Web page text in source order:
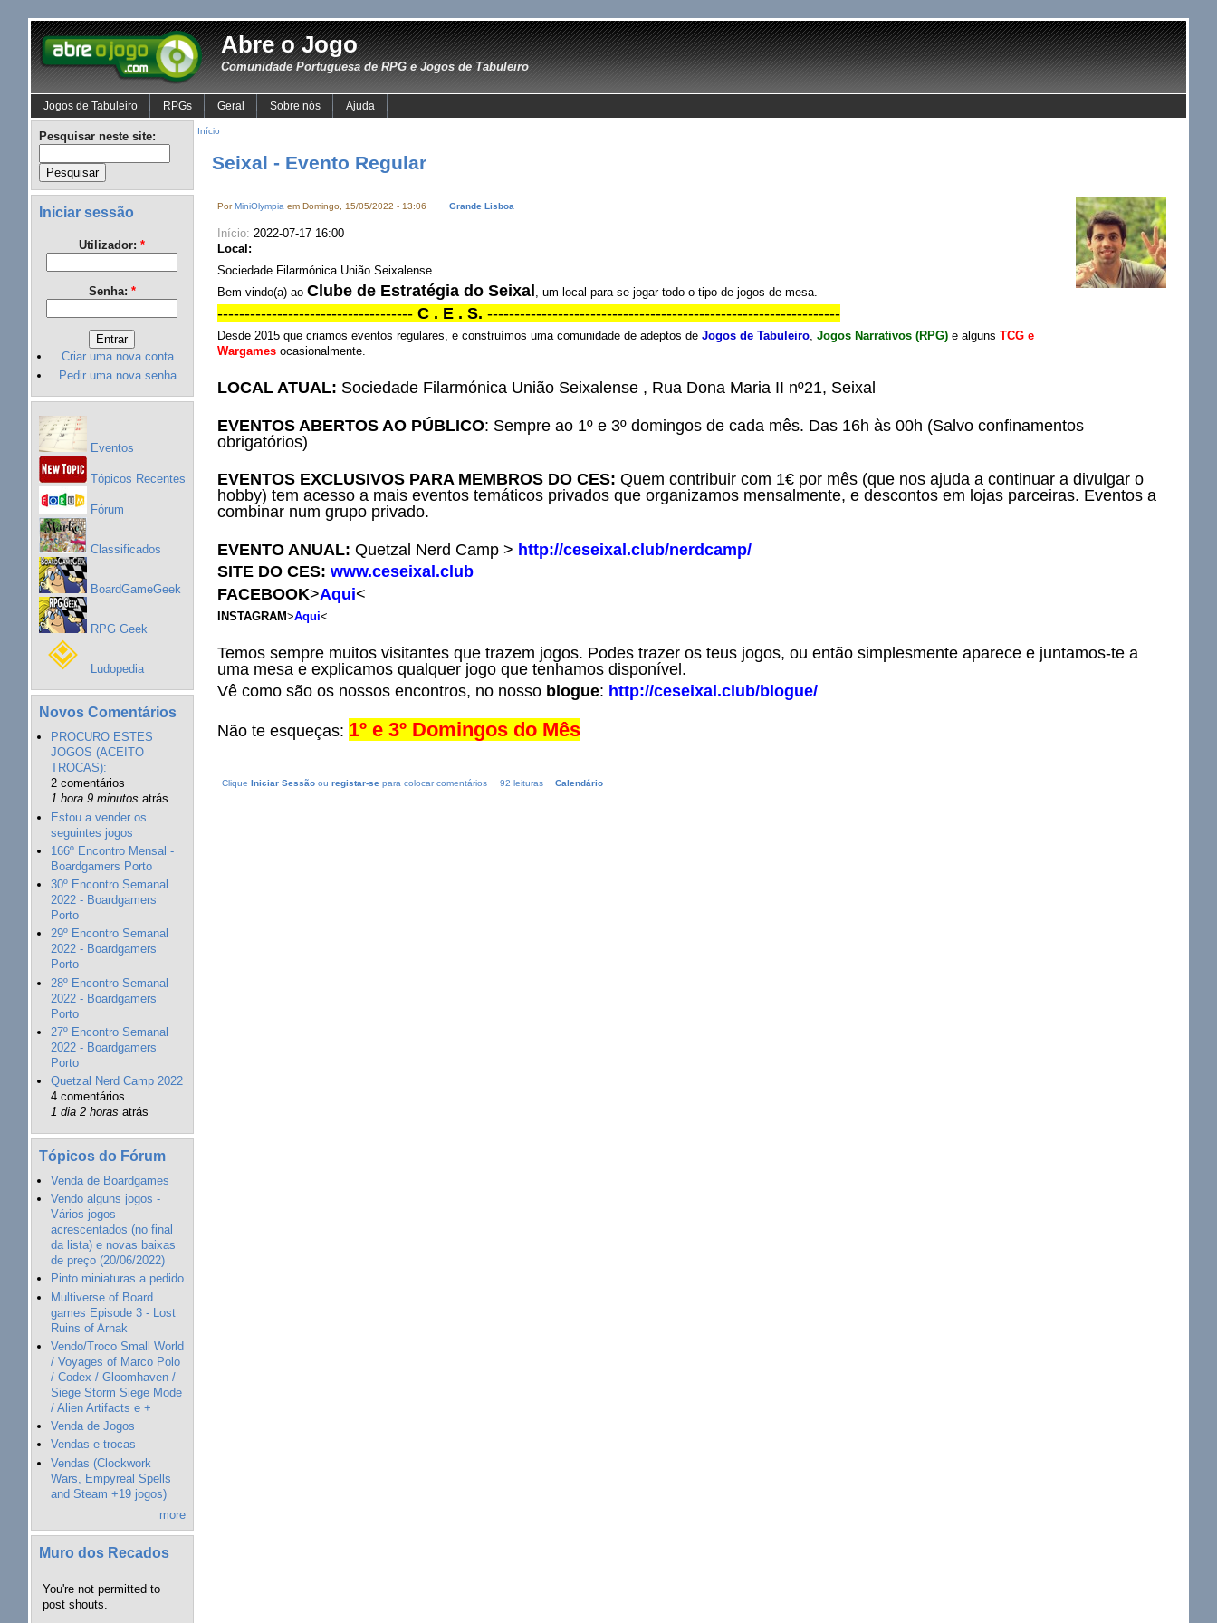
Abre o Jogo
Comunidade Portuguesa de RPG e Jogos de Tabuleiro
Jogos de Tabuleiro RPGs Geral Sobre nós Ajuda
Pesquisar neste site:
Iniciar sessão
Utilizador:*
Senha: *
Criar uma nova conta
Pedir uma nova senha
Eventos
Tópicos Recentes
Fórum
Classificados
BoardGameGeek
RPG Geek
Ludopedia
Novos Comentários
PROCURO ESTES
JOGOS (ACEITO
TROCAS):
2 comentários
1 hora 9 minutos atrás
Estou a vender os
seguintes jogos
166º Encontro Mensal -
Boardgamers Porto
30º Encontro Semanal
2022 - Boardgamers
Porto
29º Encontro Semanal
2022 - Boardgamers
Porto
28º Encontro Semanal
2022 - Boardgamers
Porto
27º Encontro Semanal
2022 - Boardgamers
Porto
Quetzal Nerd Camp 2022
4 comentários
1 dia 2 horas atrás
Tópicos do Fórum
Venda de Boardgames
Vendo alguns jogos -
Vários jogos
acrescentados (no final
da lista) e novas baixas
de preço (20/06/2022)
Pinto miniaturas a pedido
Multiverse of Board
games Episode 3 - Lost
Ruins of Arnak
Vendo/Troco Small World
/ Voyages of Marco Polo
/ Codex / Gloomhaven /
Siege Storm Siege Mode
/ Alien Artifacts e +
Venda de Jogos
Vendas e trocas
Vendas (Clockwork
Wars, Empyreal Spells
and Steam +19 jogos)
more
Muro dos Recados
You're not permitted to
post shouts.
Início
Seixal - Evento Regular
PorMiniOlympia em Domingo, 15/05/2022 - 13:06 Grande Lisboa
Início:2022-07-17 16:00
Local:
Sociedade Filarmónica União Seixalense
Bem vindo(a) aoClube de Estratégia do Seixal , um local para se jogar todo o tipo de jogos de mesa.
------------------------------------C . E . S. -----------------------------------------------------------------
Desde 2015 que criamos eventos regulares, e construímos uma comunidade de adeptos deJogos de Tabuleiro,Jogos Narrativos (RPG) e algunsTCG e
Wargames ocasionalmente.
LOCAL ATUAL: Sociedade Filarmónica União Seixalense , Rua Dona Maria II nº21, Seixal
EVENTOS ABERTOS AO PÚBLICO: Sempre ao 1º e 3º domingos de cada mês. Das 16h às 00h (Salvo confinamentos
obrigatórios)
EVENTOS EXCLUSIVOS PARA MEMBROS DO CES: Quem contribuir com 1€ por mês (que nos ajuda a continuar a divulgar o
hobby) tem acesso a mais eventos temáticos privados que organizamos mensalmente, e descontos em lojas parceiras. Eventos a
combinar num grupo privado.
EVENTO ANUAL:Quetzal Nerd Camp > http://ceseixal.club/nerdcamp/
SITE DO CES: www.ceseixal.club
FACEBOOK>Aqui<
INSTAGRAM>Aqui<
Temos sempre muitos visitantes que trazem jogos. Podes trazer os teus jogos, ou então simplesmente aparece e juntamos-te a
uma mesa e explicamos qualquer jogo que tenhamos disponível.
Vê como são os nossos encontros, no nosso blogue: http://ceseixal.club/blogue/
Não te esqueças: 1º e 3º Domingos do Mês
CliqueIniciar Sessão ouregistar-se para colocar comentários 92 leituras Calendário